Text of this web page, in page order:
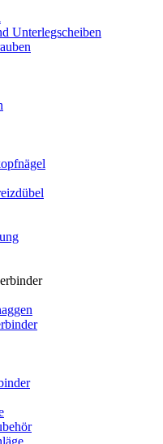
Unterlegscheiben